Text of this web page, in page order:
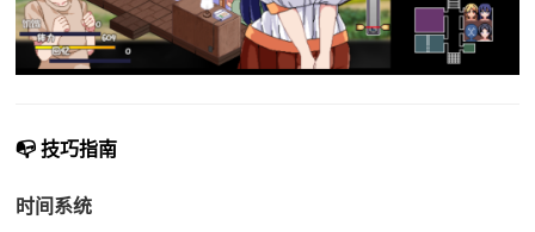
📭 技巧指南
时间系统